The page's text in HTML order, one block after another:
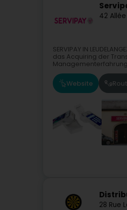
42 Allée
SERVIPAY IN
das Acquiring der
Website
28 Rue